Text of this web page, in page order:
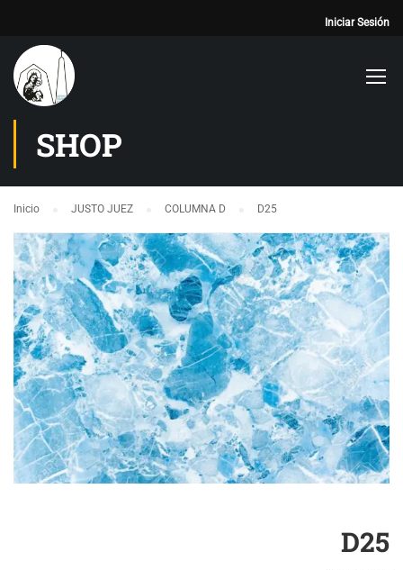
Iniciar Sesión
SHOP
Inicio JUSTO JUEZ COLUMNA D D25
D25